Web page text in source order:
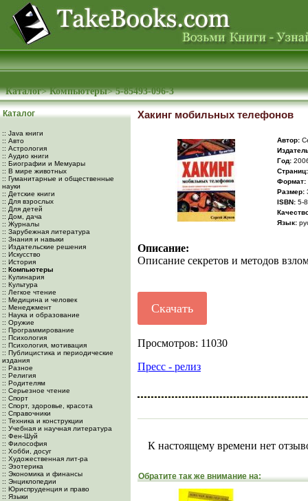
Каталог>Компьютеры>5-85493-096-3
Каталог
:: Java книги
:: Авто
:: Астрология
:: Аудио книги
:: Биографии и Мемуары
:: В мире животных
:: Гуманитарные и общественные
науки
:: Детские книги
:: Для взрослых
:: Для детей
:: Дом, дача
:: Журналы
:: Зарубежная литература
:: Знания и навыки
:: Издательские решения
:: Искусство
:: История
:: Компьютеры
:: Кулинария
:: Культура
:: Легкое чтение
:: Медицина и человек
:: Менеджмент
:: Наука и образование
:: Оружие
:: Программирование
:: Психология
:: Психология, мотивация
:: Публицистика и периодические
издания
:: Разное
:: Религия
:: Родителям
:: Серьезное чтение
:: Спорт
:: Спорт, здоровье, красота
:: Справочники
:: Техника и конструкции
:: Учебная и научная литература
:: Фен-Шуй
:: Философия
:: Хобби, досуг
:: Художественная лит-ра
:: Эзотерика
:: Экономика и финансы
:: Энциклопедии
:: Юриспруденция и право
:: Языки
Хакинг мобильных телефонов
Автор:
Год:
Cтраниц:
Формат:
Размер:
ISBN: 5-
Язык:
Описание:
Описание секретов и методов
Скачать
Просмотров: 11030
Пресс - релиз
К настоящему времени нет
Обратите так же внимание на: